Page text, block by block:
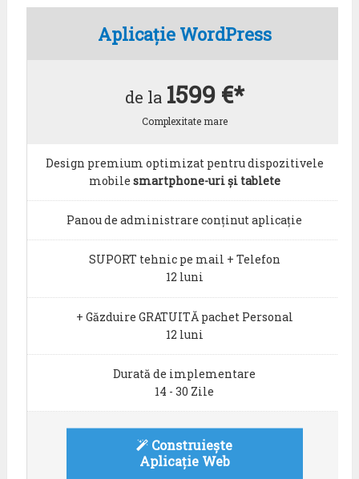
Aplicație WordPress
de la 1599 €*
Complexitate mare
Design premium optimizat pentru dispozitivele
mobile smartphone-uri și tablete
Panou de administrare conținut aplicație
SUPORT tehnic pe mail + Telefon
12 luni
+ Găzduire GRATUITĂ pachet Personal
12 luni
Durată de implementare
14 - 30 Zile
Construiește
Aplicație Web